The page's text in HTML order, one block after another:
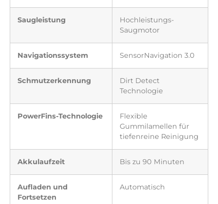
Saugleistung
Hochleistungs-
Saugmotor
Navigationssystem SensorNavigation 3.0
Schmutzerkennung
Dirt Detect
Technologie
PowerFins-Technologie
Flexible
Gummilamellen für
tiefenreine Reinigung
Akkulaufzeit Bis zu 90 Minuten
Aufladen und
Fortsetzen
Automatisch